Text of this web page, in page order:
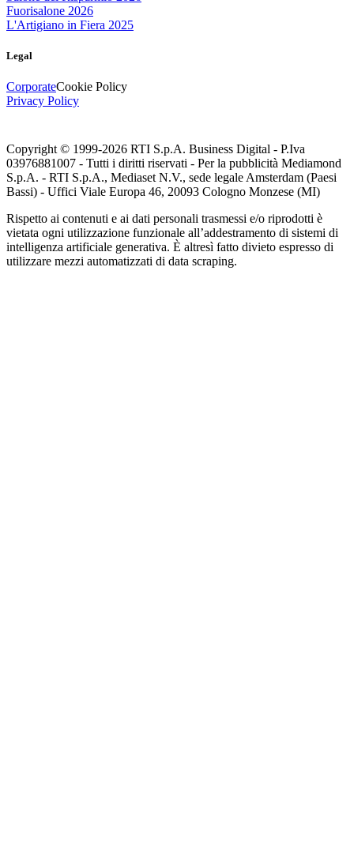
Fuorisalone 2026
L'Artigiano in Fiera 2025
Legal
CorporateCookie Policy
Privacy Policy
Copyright © 1999-2026 RTI S.p.A. Business Digital - P.Iva
03976881007 - Tutti i diritti riservati - Per la pubblicità Mediamond
S.p.A. - RTI S.p.A., Mediaset N.V., sede legale Amsterdam (Paesi
Bassi) - Uffici Viale Europa 46, 20093 Cologno Monzese (MI)
Rispetto ai contenuti e ai dati personali trasmessi e/o riprodotti è
vietata ogni utilizzazione funzionale all’addestramento di sistemi di
intelligenza artificiale generativa. È altresì fatto divieto espresso di
utilizzare mezzi automatizzati di data scraping.